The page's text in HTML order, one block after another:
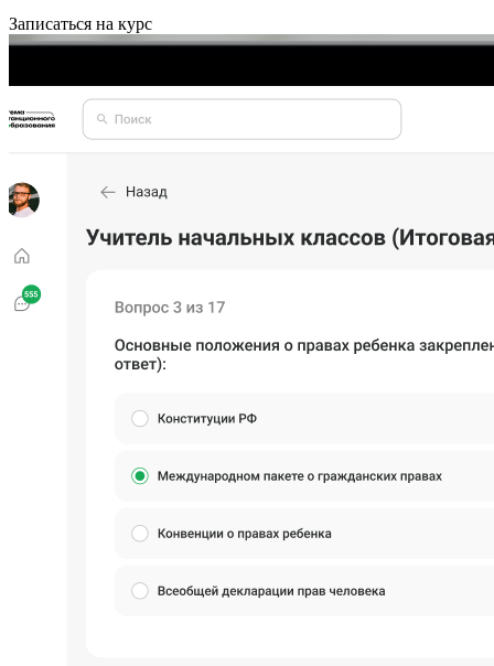
Записаться на курс